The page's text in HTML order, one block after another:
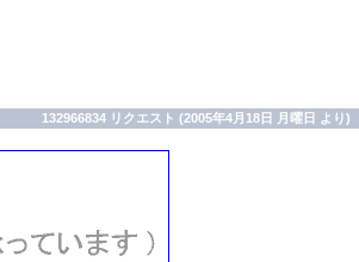
132966834 リクエスト (2005年4月18日 月曜日 より)